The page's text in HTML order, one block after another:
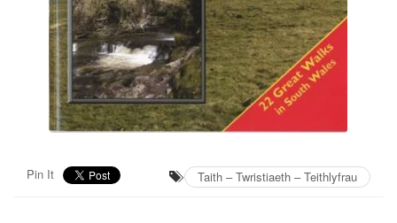
Pin It Taith – Twristiaeth – Teithlyfrau